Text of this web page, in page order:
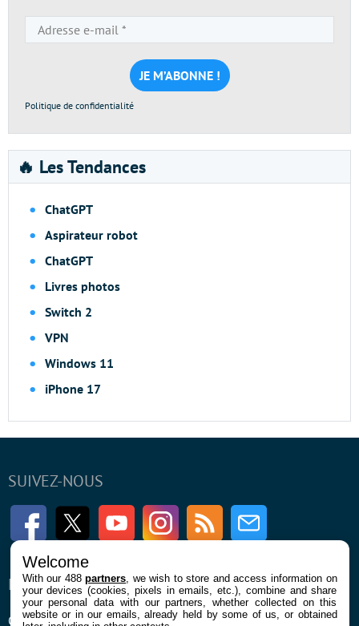
e-
mail
*
Politique de confidentialité
🔥 Les Tendances
ChatGPT
Aspirateur robot
ChatGPT
Livres photos
Switch 2
VPN
Windows 11
iPhone 17
SUIVEZ-NOUS
FacebookTwitter Youtube InstagramRSS Newsletter
ENTREPRISE
Qui sommes nous
À PROPOS
La rédaction
Welcome
With our 488partners , we wish to store and access information on
your devices (cookies, pixels in emails, etc.), combine and share
your personal data with our partners, whether collected on this
website or in our emails, already held by some of us, or obtained